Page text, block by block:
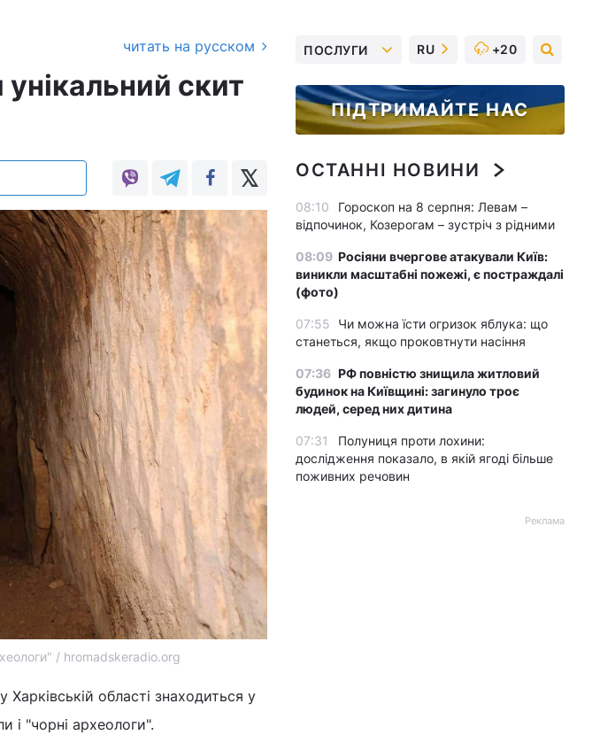
читать на русском
скит
/ hromadskeradio.org
Харківській області знаходиться у
і "чорні археологи".
ПОСЛУГИ RU +20
ПІДТРИМАЙТЕ НАС
ОСТАННІ НОВИНИ
08:10
Гороскоп на 8 серпня: Левам –
відпочинок, Козерогам – зустріч з рідними
08:09 Росіяни вчергове атакували Київ:
виникли масштабні пожежі, є постраждалі
(фото)
07:55
Чи можна їсти огризок яблука: що
станеться, якщо проковтнути насіння
07:36 РФ повністю знищила житловий
будинок на Київщині: загинуло троє
людей, серед них дитина
07:31
Полуниця проти лохини:
дослідження показало, в якій ягоді більше
поживних речовин
Реклама